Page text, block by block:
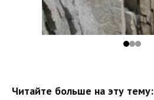
Читайте больше на эту тему: